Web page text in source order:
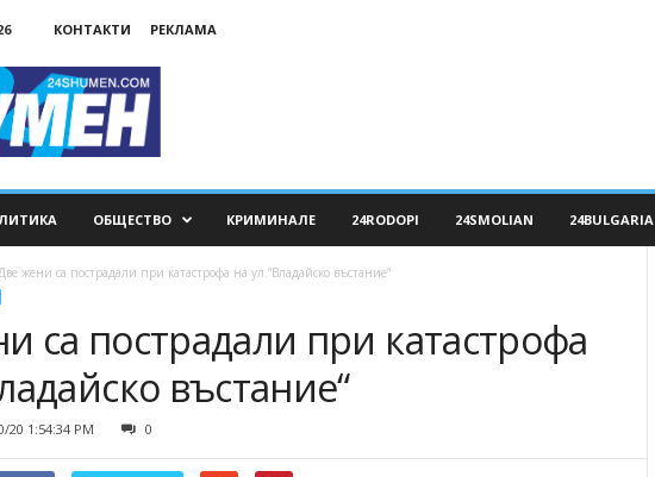
КОНТАКТИ РЕКЛАМА
ОБЩЕСТВО КРИМИНАЛЕ 24RODOPI 24SMOLIAN 24BULGARIA
жени са пострадали при катастрофа на ул.“Владайско въстание“
са пострадали при катастрофа
въстание“
20 1:54:34 PM 0